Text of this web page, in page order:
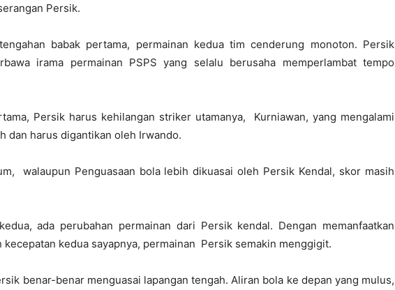
Persik.
babak pertama, permainan kedua tim cenderung monoton. Persik
irama permainan PSPS yang selalu berusaha memperlambat tempo
Persik harus kehilangan striker utamanya, Kurniawan, yang mengalami
dan harus digantikan oleh Irwando.
walaupun Penguasaan bola lebih dikuasai oleh Persik Kendal, skor masih
ada perubahan permainan dari Persik kendal. Dengan memanfaatkan
kecepatan kedua sayapnya, permainan Persik semakin menggigit.
benar-benar menguasai lapangan tengah. Aliran bola ke depan yang mulus,